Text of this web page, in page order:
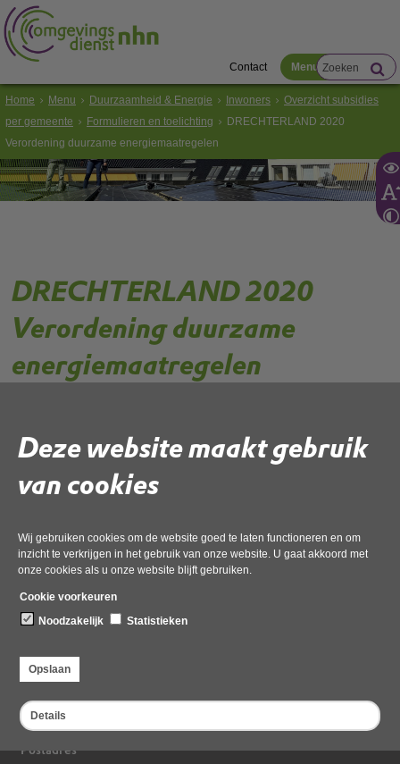
Deze website maakt gebruik
van cookies
Wij gebruiken cookies om de website goed te laten functioneren en om
inzicht te verkrijgen in het gebruik van onze website. U gaat akkoord met
onze cookies als u onze website blijft gebruiken.
Cookie voorkeuren
Noodzakelijk
Statistieken
Opslaan
Details
Contact Menu
Home Menu Duurzaamheid & Energie Inwoners
Overzicht subsidies
per gemeente
Formulieren en toelichting
DRECHTERLAND 2020
Verordening duurzame energiemaatregelen
DRECHTERLAND 2020
Verordening duurzame
energiemaatregelen
Download ‘DRECHTERLAND 2020 Verordening duurzame
05 februari 2020,pdf, 516kB
Deel deze pagina
Laatst gewijzigd: 05 februari 2020
Bezoekadres
Dampten 2, 1624 NR Hoorn
Postadres